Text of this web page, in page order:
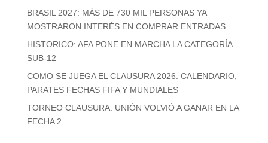
BRASIL 2027: MÁS DE 730 MIL PERSONAS YA
MOSTRARON INTERÉS EN COMPRAR ENTRADAS
HISTORICO: AFA PONE EN MARCHA LA CATEGORÍA
SUB-12
COMO SE JUEGA EL CLAUSURA 2026: CALENDARIO,
PARATES FECHAS FIFA Y MUNDIALES
TORNEO CLAUSURA: UNIÓN VOLVIÓ A GANAR EN LA
FECHA 2